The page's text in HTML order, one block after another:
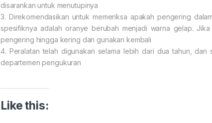
disarankan untuk menutupinya
3. Direkomendasikan untuk memeriksa apakah pengering
spesifiknya adalah oranye berubah menjadi warna gelap.
pengering hingga kering dan gunakan kembali
4. Peralatan telah digunakan selama lebih dari dua tahun,
departemen pengukuran
Like this: